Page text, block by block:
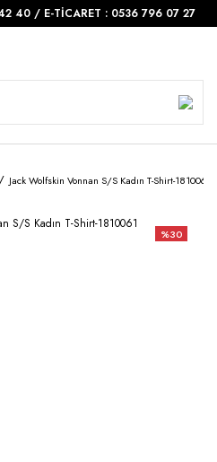
40 / E-TİCARET : 0536 796 07 27
Jack Wolfskin Vonnan S/S Kadın T-Shirt-1810061
%30